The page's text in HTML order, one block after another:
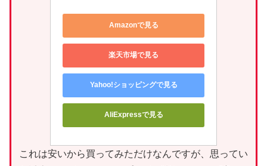
Amazonで見る
楽天市場で見る
Yahoo!ショッピングで見る
AliExpressで見る
これは安いから買ってみただけなんですが、思ってい